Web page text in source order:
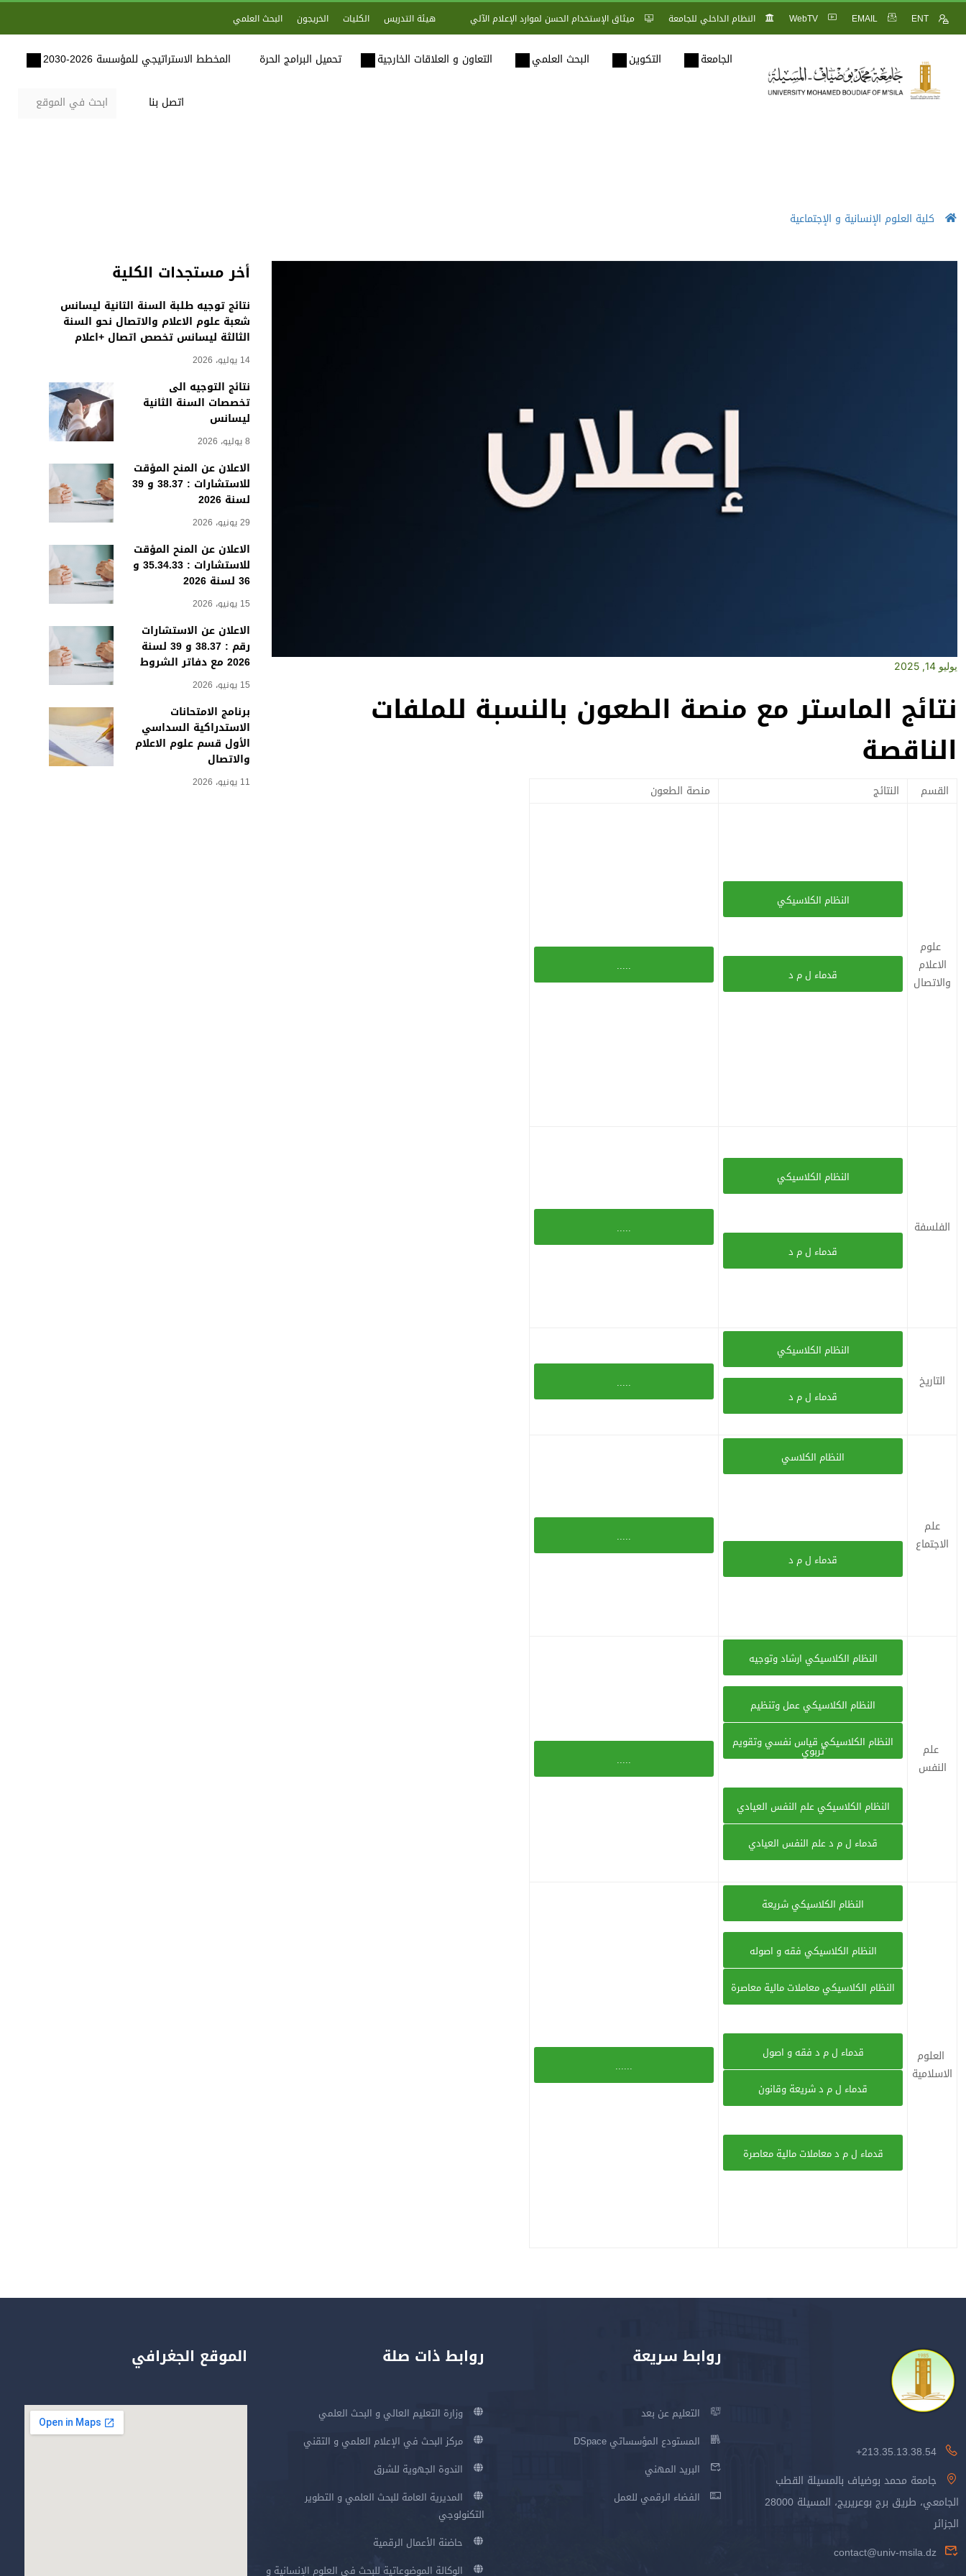
ENT
EMAIL
WebTV النظام الداخلي للجامعة ميثاق الإستخدام الحسن لموارد الإعلام الآلي هيئة التدريس الكليات الخريجون البحث العلمي
الجامعة التكوين البحث العلمي التعاون و العلاقات الخارجية تحميل البرامج الحرة المخطط الاستراتيجي للمؤسسة 2026-2030
اتصل بنا
كلية العلوم الإنسانية و الإجتماعية
أخر مستجدات الكلية
نتائج توجيه طلبة السنة الثانية ليسانس
شعبة علوم الاعلام والاتصال نحو السنة
الثالثة ليسانس تخصص اتصال +اعلام
14 يوليو، 2026
نتائج التوجيه الى
تخصصات السنة الثانية
ليسانس
8 يوليو، 2026
الاعلان عن المنح المؤقت
للاستشارات : 38.37 و 39
لسنة 2026
29 يونيو، 2026
الاعلان عن المنح المؤقت
للاستشارات : 35.34.33 و
36 لسنة 2026
15 يونيو، 2026
الاعلان عن الاستشارات
رقم : 38.37 و 39 لسنة
2026 مع دفاتر الشروط
15 يونيو، 2026
برنامج الامتحانات
الاستدراكية السداسي
الأول قسم علوم الاعلام
والاتصال
11 يونيو، 2026
يوليو 14, 2025
نتائج الماستر مع منصة الطعون بالنسبة للملفات
الناقصة
القسم النتائج منصة الطعون
علوم
الاعلام
والاتصال
النظام الكلاسيكي
قدماء ل م د
.....
الفلسفة
النظام الكلاسيكي
قدماء ل م د
.....
التاريخ
النظام الكلاسيكي
قدماء ل م د
.....
علم
الاجتماع
النظام الكلاسي
قدماء ل م د
.....
علم
النفس
النظام الكلاسيكي ارشاد وتوجيه
النظام الكلاسيكي عمل وتنظيم
النظام الكلاسيكي قياس نفسي وتقويم
تربوي
النظام الكلاسيكي علم النفس العيادي
قدماء ل م د علم النفس العيادي
.....
العلوم
الاسلامية
النظام الكلاسيكي شريعة
النظام الكلاسيكي فقه و اصوله
النظام الكلاسيكي معاملات مالية معاصرة
قدماء ل م د فقه و اصول
قدماء ل م د شريعة وقانون
قدماء ل م د معاملات مالية معاصرة
......
213.35.13.38.54+
جامعة محمد بوضياف بالمسيلة القطب
الجامعي، طريق برج بوعريريج، المسيلة 28000
الجزائر
contact@univ-msila.dz
روابط سريعة
التعليم عن بعد
المستودع المؤسساتي DSpace
البريد المهني
الفضاء الرقمي للعمل
روابط ذات صلة
وزارة التعليم العالي و البحث العلمي
مركز البحث في الإعلام العلمي و التقني
الندوة الجهوية للشرق
المديرية العامة للبحث العلمي و التطوير
التكنولوجي
حاضنة الأعمال الرقمية
الوكالة الموضوعاتية للبحث في العلوم الإنسانية و
الموقع الجغرافي